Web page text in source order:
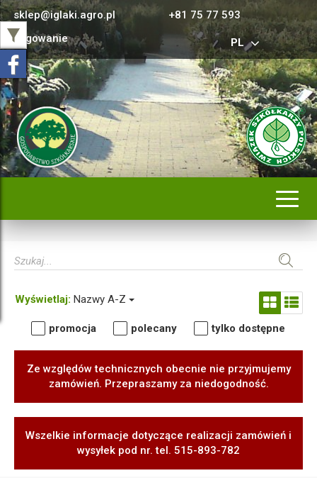
sklep@iglaki.agro.pl
+81 75 77 593
Logowanie
PL
Wyświetlaj: Nazwy A-Z
promocja polecany tylko dostępne
Ze względów technicznych obecnie nie przyjmujemy
zamówień. Przepraszamy za niedogodność.
Wszelkie informacje dotyczące realizacji zamówień i
wysyłek pod nr. tel. 515-893-782